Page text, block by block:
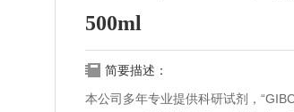
500ml
简要描述：
本公司多年专业提供科研试剂，